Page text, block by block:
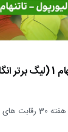
خلاصه بازی لیورپول –